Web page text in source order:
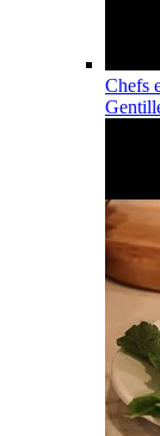
Chefs